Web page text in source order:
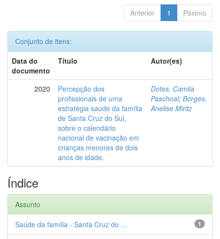
Anterior 1 Póximo
Conjunto de itens:
Data do
documento
Título Autor(es)
2020
Percepção dos
profissionais de uma
estratégia saúde da família
de Santa Cruz do Sul,
sobre o calendário
nacional de vacinação em
crianças menores de dois
anos de idade.
Dotes, Camila
Paschoal; Borges,
Anelise Miritz
Índice
Assunto
1
Saúde da família - Santa Cruz do ...